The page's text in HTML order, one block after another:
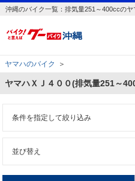
沖縄のバイク一覧：排気量251～400ccの
ヤマハのバイク ＞
ヤマハＸＪ４００(排気量251～
条件を指定して絞り込み
並び替え